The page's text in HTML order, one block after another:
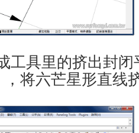
工具里的挤出封
，将六芒星形直线